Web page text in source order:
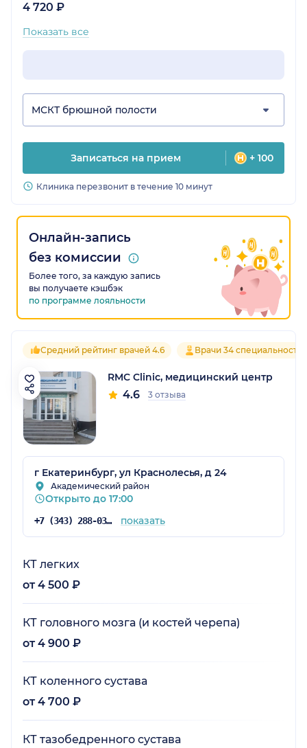
4 720 ₽
Показать все
МСКТ брюшной полости
Записаться на прием + 100
Клиника перезвонит в течение 10 минут
Онлайн-запись
без комиссии
Более того, за каждую запись
вы получаете кэшбэк
по программе лояльности
Средний рейтинг врачей 4.6 Врачи 34
RMC Clinic, медицинский центр
4.6 3 отзыва
г Екатеринбург, ул Краснолесья, д 24
Академический район
Открыто до 17:00
+7 (343) 288-03-14 показать
КТ легких
от 4 500 ₽
КТ головного мозга (и костей черепа)
от 4 900 ₽
КТ коленного сустава
от 4 700 ₽
КТ тазобедренного сустава